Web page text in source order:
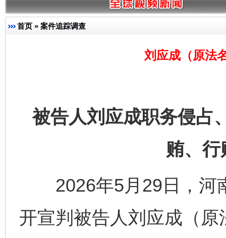
首页 » 案件追踪调查
刘应成（原法
被告人刘应成职务侵占
贿、
2026年5月29日，河
开宣判被告人刘应成（